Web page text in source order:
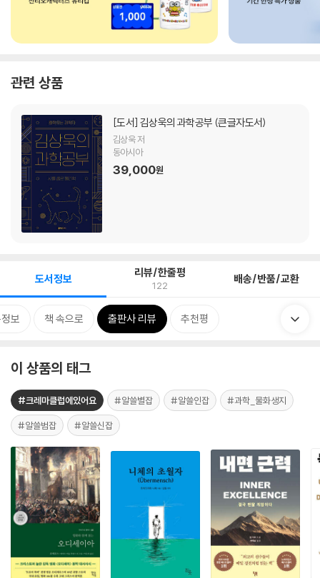
관련 상품
[도서] 김상욱의 과학공부 (큰글자도서)
김상욱 저
동아시아
39,000원
도서정보 리뷰/한줄평
122 배송/반품/교환
보 책 속으로 출판사 리뷰 추천평
이 상품의 태그
#크레마클럽에있어요 #알쓸별잡 #알쓸인잡 #과학_물화생지
#알쓸범잡 #알쓸신잡